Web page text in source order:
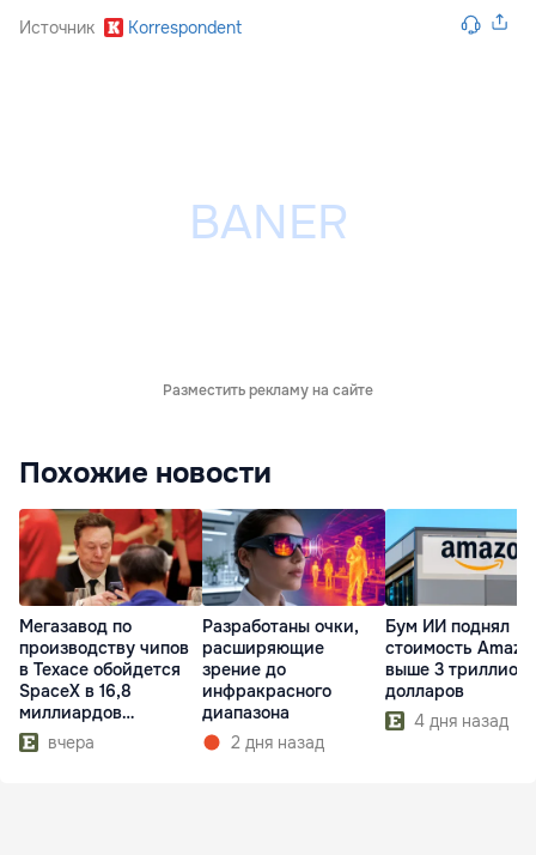
Источник Korrespondent
Разместить рекламу на сайте
Похожие новости
Мегазавод по
производству чипов
в Техасе обойдется
SpaceX в 16,8
миллиардов
долларов
вчера
Разработаны очки,
расширяющие
зрение до
инфракрасного
диапазона
2 дня назад
Бум ИИ поднял
стоимость
выше 3
долларов
4 дня назад